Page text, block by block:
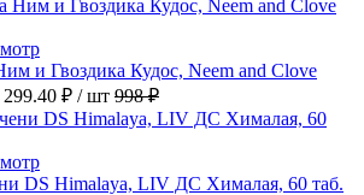
и Гвоздика Кудос, Neem and Clove
299.40 ₽ / шт 998 ₽
DS Himalaya, LIV ДС Хималая, 60 таб.